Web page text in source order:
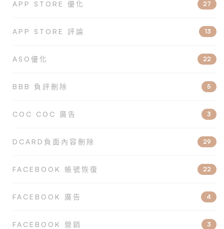
APP STORE 優化 27
APP STORE 評論 13
ASO優化 22
BBB 負評刪除 5
COC COC 廣告 3
DCARD負面內容刪除 29
FACEBOOK 帳號恢復 22
FACEBOOK 廣告 4
FACEBOOK 營銷 3